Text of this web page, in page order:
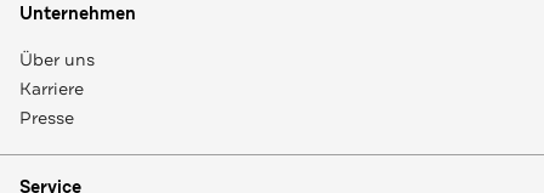
Unternehmen
Über uns
Karriere
Presse
Service